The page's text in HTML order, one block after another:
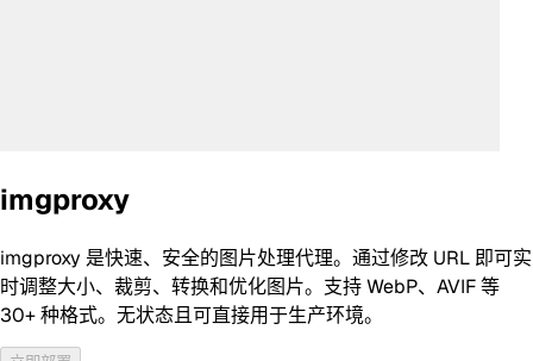
imgproxy
imgproxy 是快速、安全的图片处理代理。通过修改 URL 即可实
时调整大小、裁剪、转换和优化图片。支持 WebP、AVIF 等
30+ 种格式。无状态且可直接用于生产环境。